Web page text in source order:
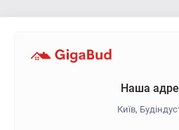
Наша
Київ,